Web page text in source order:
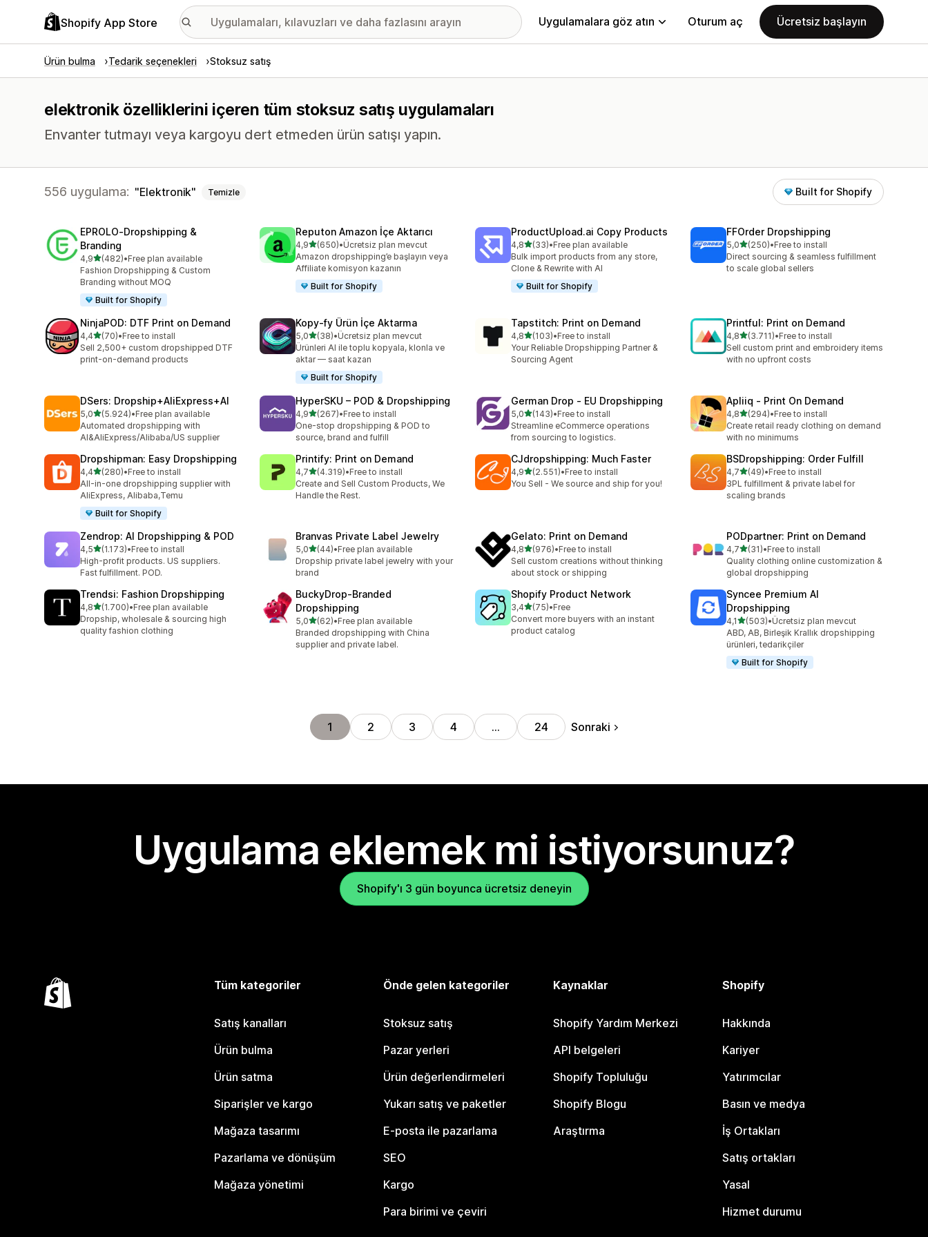
Shopify App Store Uygulamalara göz atın Oturum aç Ücretsiz başlayın
Ürün bulma Tedarik seçenekleri Stoksuz satış
elektronik özelliklerini içeren tüm stoksuz satış uygulamaları
Envanter tutmayı veya kargoyu dert etmeden ürün satışı yapın.
556 uygulama: Elektronik Temizle Built for Shopify
EPROLO‑Dropshipping &
Branding
4,95 yıldız üzerinden
(482)
toplam 482 değerlendirme
•Free plan available
Fashion Dropshipping & Custom
Branding without MOQ
Built for Shopify
Reputon Amazon İçe Aktarıcı
4,95 yıldız üzerinden
(650)
toplam 650 değerlendirme
•Ücretsiz plan mevcut
Amazon dropshipping’e başlayın veya
Affiliate komisyon kazanın
Built for Shopify
ProductUpload.ai Copy Products
4,85 yıldız üzerinden
(33)
toplam 33 değerlendirme
•Free plan available
Bulk import products from any store,
Clone & Rewrite with AI
Built for Shopify
FFOrder Dropshipping
5,05 yıldız üzerinden
(250)
toplam 250 değerlendirme
•Free to install
Direct sourcing & seamless fulfillment
to scale global sellers
NinjaPOD: DTF Print on Demand
4,45 yıldız üzerinden
(70)
toplam 70 değerlendirme
•Free to install
Sell 2,500+ custom dropshipped DTF
print-on-demand products
Kopy‑fy Ürün İçe Aktarma
5,05 yıldız üzerinden
(38)
toplam 38 değerlendirme
•Ücretsiz plan mevcut
Ürünleri AI ile toplu kopyala, klonla ve
aktar — saat kazan
Built for Shopify
Tapstitch: Print on Demand
4,85 yıldız üzerinden
(103)
toplam 103 değerlendirme
•Free to install
Your Reliable Dropshipping Partner &
Sourcing Agent
Printful: Print on Demand
4,85 yıldız üzerinden
(3.711)
toplam 3711 değerlendirme
•Free to install
Sell custom print and embroidery items
with no upfront costs
DSers: Dropship+AliExpress+AI
5,05 yıldız üzerinden
(5.924)
toplam 5924 değerlendirme
•Free plan available
Automated dropshipping with
AI&AliExpress/Alibaba/US supplier
HyperSKU – POD & Dropshipping
4,95 yıldız üzerinden
(267)
toplam 267 değerlendirme
•Free to install
One-stop dropshipping & POD to
source, brand and fulfill
German Drop ‑ EU Dropshipping
5,05 yıldız üzerinden
(143)
toplam 143 değerlendirme
•Free to install
Streamline eCommerce operations
from sourcing to logistics.
Apliiq ‑ Print On Demand
4,85 yıldız üzerinden
(294)
toplam 294 değerlendirme
•Free to install
Create retail ready clothing on demand
with no minimums
Dropshipman: Easy Dropshipping
4,45 yıldız üzerinden
(280)
toplam 280 değerlendirme
•Free to install
All-in-one dropshipping supplier with
AliExpress, Alibaba,Temu
Built for Shopify
Printify: Print on Demand
4,75 yıldız üzerinden
(4.319)
toplam 4319 değerlendirme
•Free to install
Create and Sell Custom Products, We
Handle the Rest.
CJdropshipping: Much Faster
4,95 yıldız üzerinden
(2.551)
toplam 2551 değerlendirme
•Free to install
You Sell - We source and ship for you!
BSDropshipping: Order Fulfill
4,75 yıldız üzerinden
(49)
toplam 49 değerlendirme
•Free to install
3PL fulfillment & private label for
scaling brands
Zendrop: AI Dropshipping & POD
4,55 yıldız üzerinden
(1.173)
toplam 1173 değerlendirme
•Free to install
High-profit products. US suppliers.
Fast fulfillment. POD.
Branvas Private Label Jewelry
5,05 yıldız üzerinden
(44)
toplam 44 değerlendirme
•Free plan available
Dropship private label jewelry with your
brand
Gelato: Print on Demand
4,85 yıldız üzerinden
(976)
toplam 976 değerlendirme
•Free to install
Sell custom creations without thinking
about stock or shipping
PODpartner: Print on Demand
4,75 yıldız üzerinden
(31)
toplam 31 değerlendirme
•Free to install
Quality clothing online customization &
global dropshipping
Trendsi: Fashion Dropshipping
4,85 yıldız üzerinden
(1.700)
toplam 1700 değerlendirme
•Free plan available
Dropship, wholesale & sourcing high
quality fashion clothing
BuckyDrop‑Branded
Dropshipping
5,05 yıldız üzerinden
(62)
toplam 62 değerlendirme
•Free plan available
Branded dropshipping with China
supplier and private label.
Shopify Product Network
3,45 yıldız üzerinden
(75)
toplam 75 değerlendirme
•Free
Convert more buyers with an instant
product catalog
Syncee Premium AI
Dropshipping
4,15 yıldız üzerinden
(503)
toplam 503 değerlendirme
•Ücretsiz plan mevcut
ABD, AB, Birleşik Krallık dropshipping
ürünleri, tedarikçiler
Built for Shopify
1 2 3 4 … 24 Sonraki
Uygulama eklemek mi istiyorsunuz?
Shopify'ı 3 gün boyunca ücretsiz deneyin
Tüm kategoriler
Satış kanalları
Ürün bulma
Ürün satma
Siparişler ve kargo
Mağaza tasarımı
Pazarlama ve dönüşüm
Mağaza yönetimi
Önde gelen kategoriler
Stoksuz satış
Pazar yerleri
Ürün değerlendirmeleri
Yukarı satış ve paketler
E-posta ile pazarlama
SEO
Kargo
Para birimi ve çeviri
Kaynaklar
Shopify Yardım Merkezi
API belgeleri
Shopify Topluluğu
Shopify Blogu
Araştırma
Shopify
Hakkında
Kariyer
Yatırımcılar
Basın ve medya
İş Ortakları
Satış ortakları
Yasal
Hizmet durumu